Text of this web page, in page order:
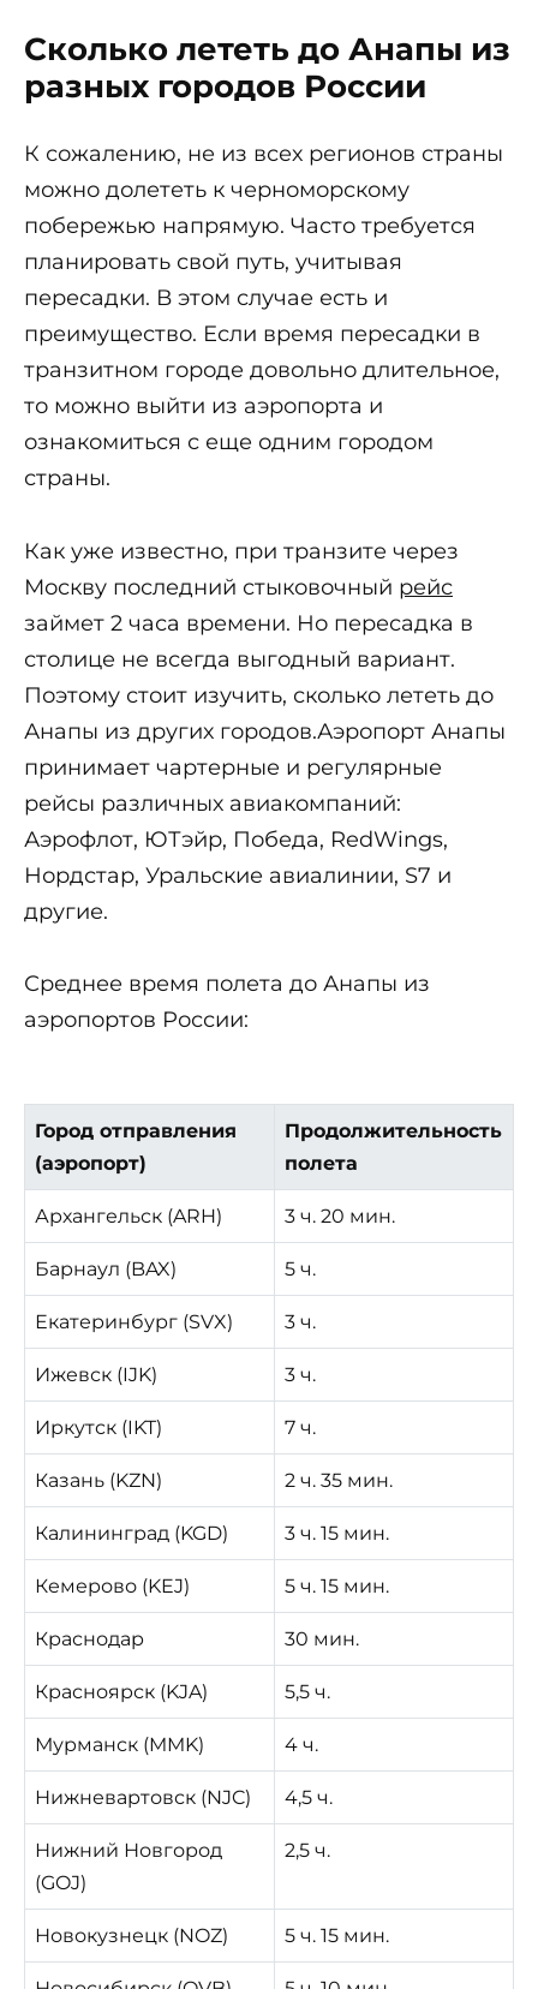
Сколько лететь до Анапы из
разных городов России
К сожалению, не из всех регионов страны
можно долететь к черноморскому
побережью напрямую. Часто требуется
планировать свой путь, учитывая
пересадки. В этом случае есть и
преимущество. Если время пересадки в
транзитном городе довольно длительное,
то можно выйти из аэропорта и
ознакомиться с еще одним городом
страны.
Как уже известно, при транзите через
Москву последний стыковочный рейс
займет 2 часа времени. Но пересадка в
столице не всегда выгодный вариант.
Поэтому стоит изучить, сколько лететь до
Анапы из других городов.Аэропорт Анапы
принимает чартерные и регулярные
рейсы различных авиакомпаний:
Аэрофлот, ЮТэйр, Победа, RedWings,
Нордстар, Уральские авиалинии, S7 и
другие.
Среднее время полета до Анапы из
аэропортов России:
Город отправления
(аэропорт)
Продолжительность
полета
Архангельск (ARH) 3 ч. 20 мин.
Барнаул (BAX) 5 ч.
Екатеринбург (SVX) 3 ч.
Ижевск (IJK) 3 ч.
Иркутск (IKT) 7 ч.
Казань (KZN) 2 ч. 35 мин.
Калининград (KGD) 3 ч. 15 мин.
Кемерово (KEJ) 5 ч. 15 мин.
Краснодар 30 мин.
Красноярск (KJA) 5,5 ч.
Мурманск (MMK) 4 ч.
Нижневартовск (NJC) 4,5 ч.
Нижний Новгород
(GOJ)
2,5 ч.
Новокузнецк (NOZ) 5 ч. 15 мин.